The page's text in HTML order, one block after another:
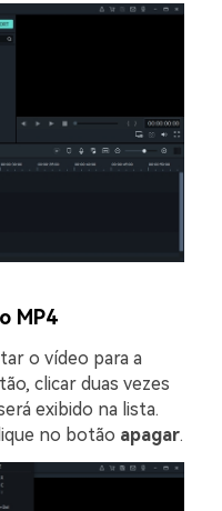
MP4
o vídeo para a
clicar duas vezes
exibido na lista.
no botão apagar.